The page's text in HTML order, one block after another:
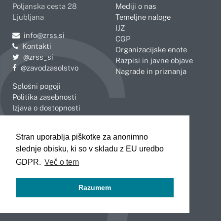
Stran uporablja piškotke za anonimno
slednje obisku, ki so v skladu z EU uredbo
GDPR. Več o tem
Razumem
Poljanska cesta 28
Ljubljana
Pošljite e-mail na
info@zrss.si
Kontakti
Pojdite na Twitter:
@zrss_si
Pojdite na Facebook:
@zavodzasolstvo
Splošni pogoji
Politika zasebnosti
Izjava o dostopnosti
Mediji o nas
Temeljne naloge
IJZ
CGP
Organizacijske enote
Razpisi in javne objave
Nagrade in priznanja
Celje
Koper
Kranj
Novo mesto
Slovenj Gradec